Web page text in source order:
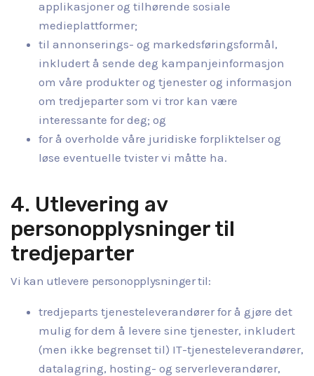
applikasjoner og tilhørende sosiale
medieplattformer;
til annonserings- og markedsføringsformål,
inkludert å sende deg kampanjeinformasjon
om våre produkter og tjenester og informasjon
om tredjeparter som vi tror kan være
interessante for deg; og
for å overholde våre juridiske forpliktelser og
løse eventuelle tvister vi måtte ha.
4. Utlevering av
personopplysninger til
tredjeparter
Vi kan utlevere personopplysninger til:
tredjeparts tjenesteleverandører for å gjøre det
mulig for dem å levere sine tjenester, inkludert
(men ikke begrenset til) IT-tjenesteleverandører,
datalagring, hosting- og serverleverandører,